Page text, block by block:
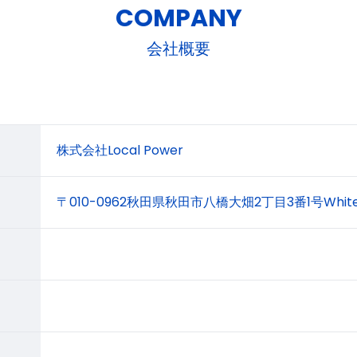
COMPANY
会社概要
株式会社Local Power
〒010-0962秋田県秋田市八橋大畑2丁目3番1号